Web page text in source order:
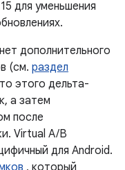
для уменьшения
дополнительного
(см. раздел
этого дельта-
а затем
после
Virtual A/B
для Android.
, который